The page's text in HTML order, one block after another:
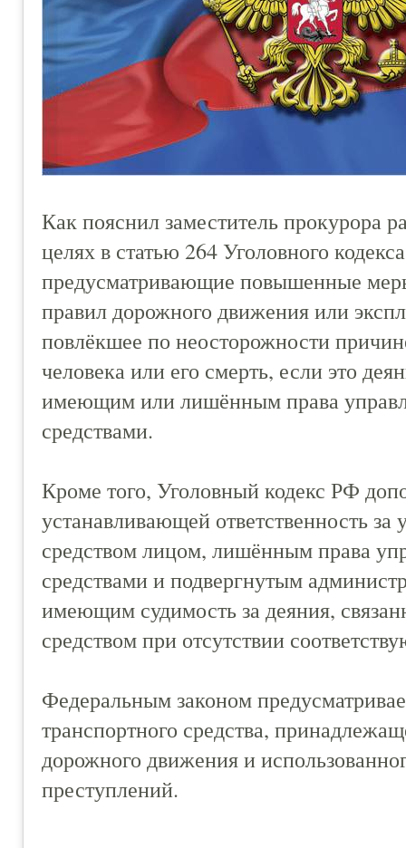
Как пояснил заместитель прокурора
целях в статью 264 Уголовного
предусматривающие повышенные
правил дорожного движения или
повлёкшее по неосторожности
человека или его смерть, если это
имеющим или лишённым права
средствами.
Кроме того, Уголовный кодекс РФ
устанавливающей ответственность
средством лицом, лишённым права
средствами и подвергнутым
имеющим судимость за деяния,
средством при отсутствии
Федеральным законом
транспортного средства,
дорожного движения и
преступлений.